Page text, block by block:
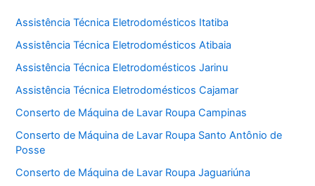
Assistência Técnica Eletrodomésticos Itatiba
Assistência Técnica Eletrodomésticos Atibaia
Assistência Técnica Eletrodomésticos Jarinu
Assistência Técnica Eletrodomésticos Cajamar
Conserto de Máquina de Lavar Roupa Campinas
Conserto de Máquina de Lavar Roupa Santo Antônio de
Posse
Conserto de Máquina de Lavar Roupa Jaguariúna